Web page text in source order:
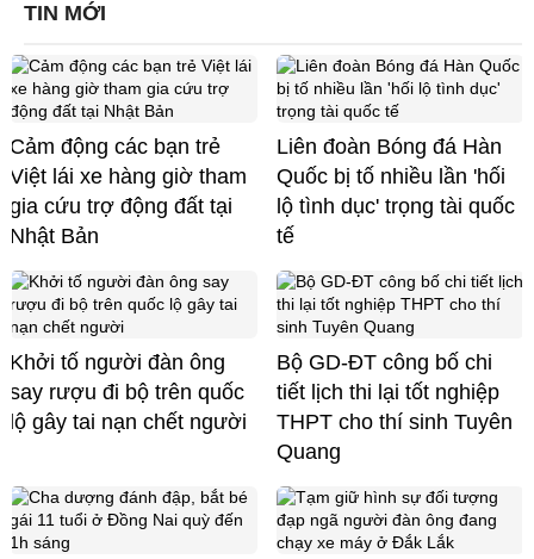
TIN MỚI
Cảm động các bạn trẻ
Việt lái xe hàng giờ tham
gia cứu trợ động đất tại
Nhật Bản
Liên đoàn Bóng đá Hàn
Quốc bị tố nhiều lần 'hối
lộ tình dục' trọng tài quốc
tế
Khởi tố người đàn ông
say rượu đi bộ trên quốc
lộ gây tai nạn chết người
Bộ GD-ĐT công bố chi
tiết lịch thi lại tốt nghiệp
THPT cho thí sinh Tuyên
Quang